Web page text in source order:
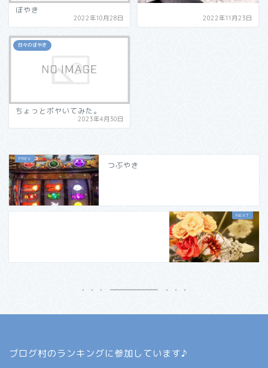
ぼやき
2022年10月28日 2022年11月23日
日々のぼやき
ちょっとボヤいてみた。
2023年4月30日
つぶやき
ブログ村のランキングに参加しています♪